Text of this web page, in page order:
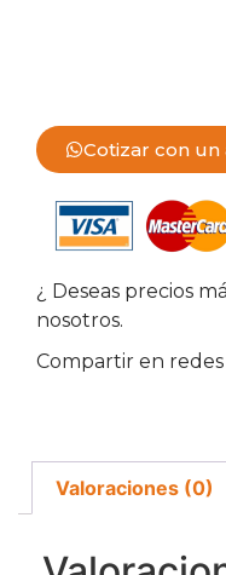
Cotizar con un
¿ Deseas precios
nosotros.
Compartir en redes
Valoraciones (0)